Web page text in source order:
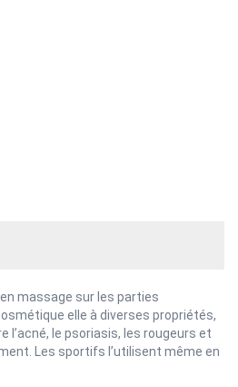
massage sur les parties
elle à diverses propriétés,
l’acné, le psoriasis, les rougeurs et
Les sportifs l’utilisent même en